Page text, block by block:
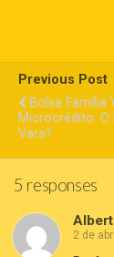
Previous Post
Bolsa Família
Microcrédito: O
Vara?
5 responses
2 de